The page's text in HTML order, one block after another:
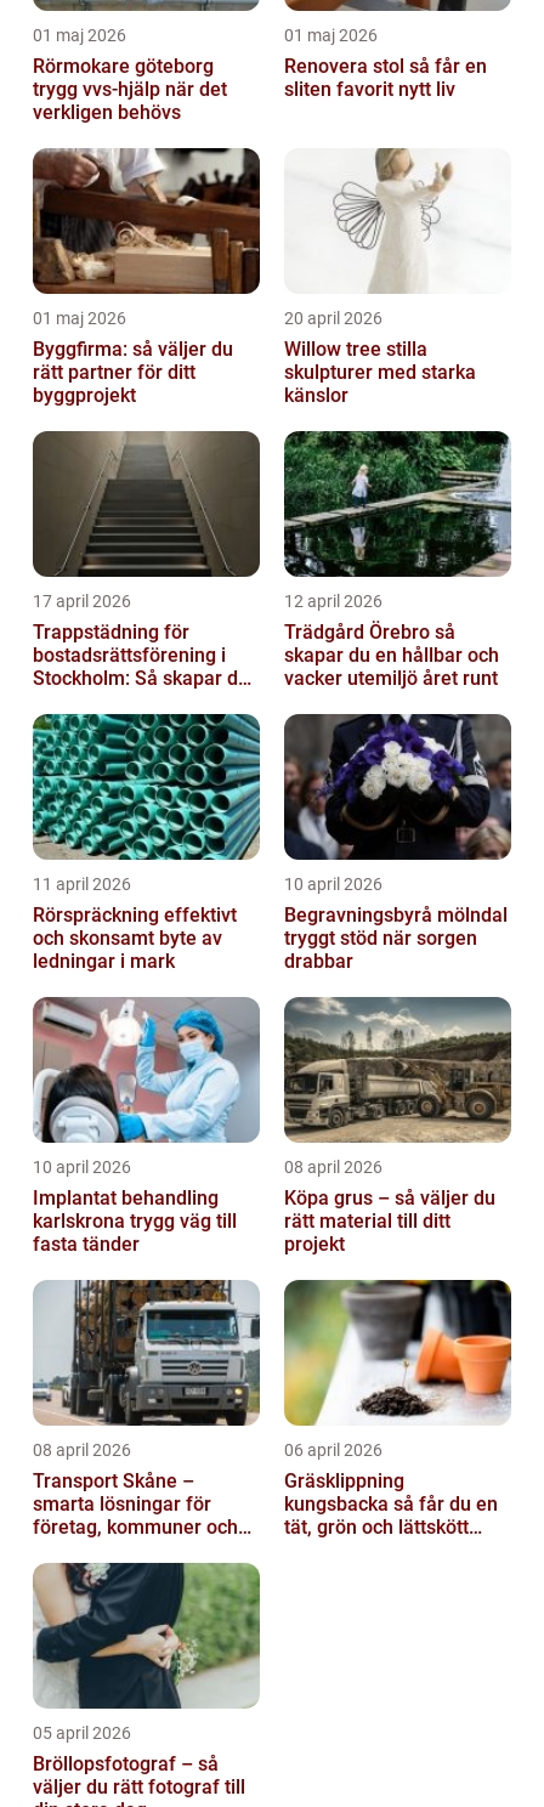
01 maj 2026
Rörmokare göteborg
trygg vvs-hjälp när det
verkligen behövs
01 maj 2026
Renovera stol så får en
sliten favorit nytt liv
01 maj 2026
Byggfirma: så väljer du
rätt partner för ditt
byggprojekt
20 april 2026
Willow tree stilla
skulpturer med starka
känslor
17 april 2026
Trappstädning för
bostadsrättsförening i
Stockholm: Så skapar du
trapphus...
12 april 2026
Trädgård Örebro så
skapar du en hållbar och
vacker utemiljö året runt
11 april 2026
Rörspräckning effektivt
och skonsamt byte av
ledningar i mark
10 april 2026
Begravningsbyrå mölndal
tryggt stöd när sorgen
drabbar
10 april 2026
Implantat behandling
karlskrona trygg väg till
fasta tänder
08 april 2026
Köpa grus – så väljer du
rätt material till ditt
projekt
08 april 2026
Transport Skåne –
smarta lösningar för
företag, kommuner och
06 april 2026
Gräsklippning
kungsbacka så får du en
tät, grön och lättskött
05 april 2026
Bröllopsfotograf – så
väljer du rätt fotograf till